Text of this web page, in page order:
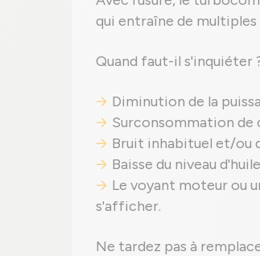
qui entraîne de
Quand faut-il s'inquiéter
Diminution de la
Surconsommation de
Bruit inhabituel et/ou
Baisse du niveau
Le voyant moteur ou
s'afficher.
Ne tardez pas à